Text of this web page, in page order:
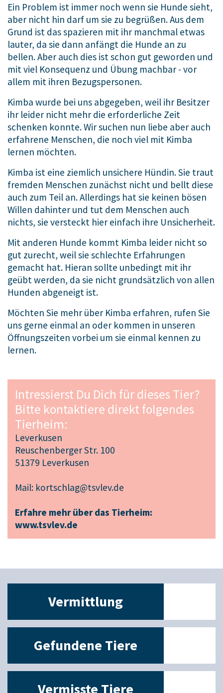
Ein Problem ist immer noch wenn sie Hunde sieht,
aber nicht hin darf um sie zu begrüßen. Aus dem
Grund ist das spazieren mit ihr manchmal etwas
lauter, da sie dann anfängt die Hunde an zu
bellen. Aber auch dies ist schon gut geworden und
mit viel Konsequenz und Übung machbar - vor
allem mit ihren Bezugspersonen.
Kimba wurde bei uns abgegeben, weil ihr Besitzer
ihr leider nicht mehr die erforderliche Zeit
schenken konnte. Wir suchen nun liebe aber auch
erfahrene Menschen, die noch viel mit Kimba
lernen möchten.
Kimba ist eine ziemlich unsichere Hündin. Sie traut
fremden Menschen zunächst nicht und bellt diese
auch zum Teil an. Allerdings hat sie keinen bösen
Willen dahinter und tut dem Menschen auch
nichts, sie versteckt hier einfach ihre Unsicherheit.
Mit anderen Hunde kommt Kimba leider nicht so
gut zurecht, weil sie schlechte Erfahrungen
gemacht hat. Hieran sollte unbedingt mit ihr
geübt werden, da sie nicht grundsätzlich von allen
Hunden abgeneigt ist.
Möchten Sie mehr über Kimba erfahren, rufen Sie
uns gerne einmal an oder kommen in unseren
Öffnungszeiten vorbei um sie einmal kennen zu
lernen.
Intressierst Du Dich für dieses Tier?
Bitte kontaktiere direkt folgendes
Tierheim:
Leverkusen
Reuschenberger Str. 100
51379 Leverkusen
Mail: kortschlag@tsvlev.de
Erfahre mehr über das Tierheim:
www.tsvlev.de
Vermittlung
Gefundene Tiere
Vermisste Tiere